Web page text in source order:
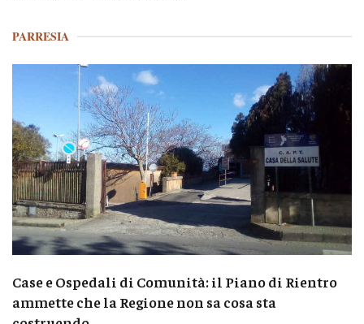
PARRESIA
Case e Ospedali di Comunità: il Piano di Rientro
ammette che la Regione non sa cosa sta